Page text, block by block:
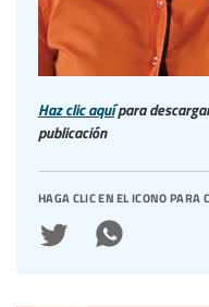
Haz clic aquípara
publicación
haga clic en el icono para